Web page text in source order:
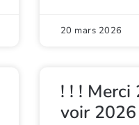
20 mars 2026
! ! !
voir 2026